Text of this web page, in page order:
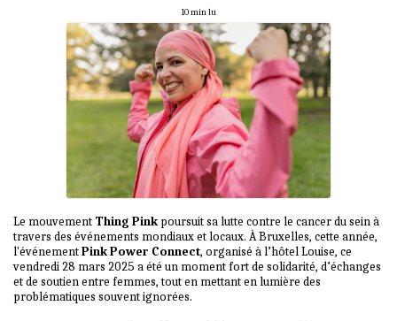
10 min lu
Le mouvement Thing Pinkpoursuit sa lutte contre le cancer du sein à
travers des événements mondiaux et locaux. À Bruxelles, cette année,
l'événementPink Power Connect, organisé à l’hôtel Louise, ce
vendredi 28 mars 2025 a été un moment fort de solidarité, d’échanges
et de soutien entre femmes, tout en mettant en lumière des
problématiques souvent ignorées.